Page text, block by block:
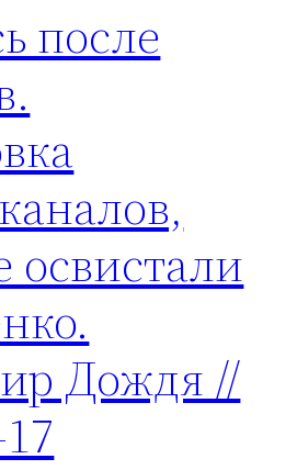
после
освистали
Дождя //